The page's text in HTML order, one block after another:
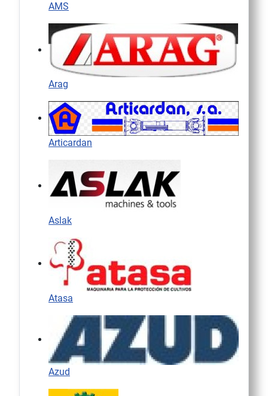
AMS
Arag
Articardan
Aslak
Atasa
Azud